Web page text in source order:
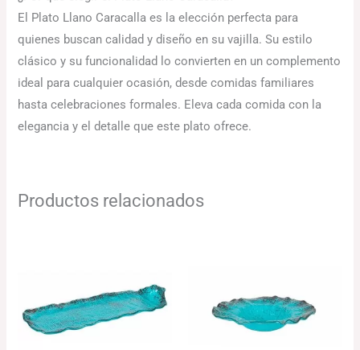
El Plato Llano Caracalla es la elección perfecta para
quienes buscan calidad y diseño en su vajilla. Su estilo
clásico y su funcionalidad lo convierten en un complemento
ideal para cualquier ocasión, desde comidas familiares
hasta celebraciones formales. Eleva cada comida con la
elegancia y el detalle que este plato ofrece.
Productos relacionados
84.41€
hasta
128.57€